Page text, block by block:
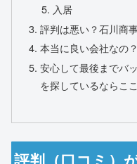
入居
評判は悪い？石川商
本当に良い会社なの
安心して最後までバ
を探しているならこ